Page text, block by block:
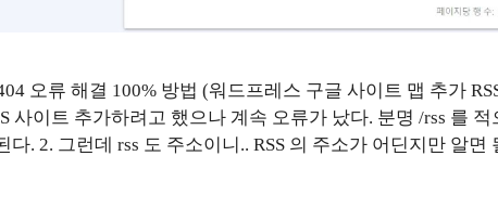
오류 해결 100% 방법 (워드프레스 구글 사이트 맵 추가
사이트 추가하려고 했으나 계속 오류가 났다. 분명 /rss 를
. 2. 그런데 rss 도 주소이니.. RSS 의 주소가 어딘지만 알면